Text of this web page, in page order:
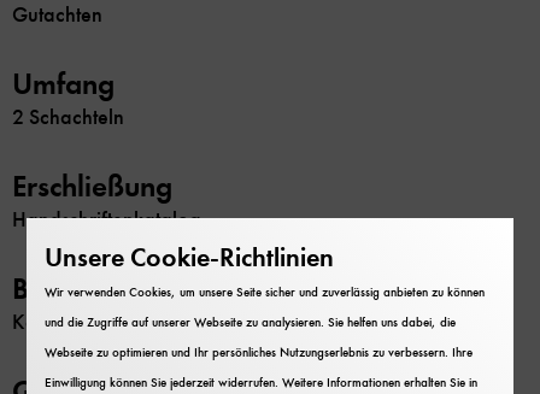
Gutachten
Umfang
2 Schachteln
Erschließung
Handschriftenkatalog
Beschränkung
Keine
Unsere Cookie-Richtlinien
Wir verwenden Cookies, um unsere Seite sicher und zuverlässig anbieten zu können
und die Zugriffe auf unserer Webseite zu analysieren. Sie helfen uns dabei, die
Webseite zu optimieren und Ihr persönliches Nutzungserlebnis zu verbessern. Ihre
Einwilligung können Sie jederzeit widerrufen. Weitere Informationen erhalten Sie in